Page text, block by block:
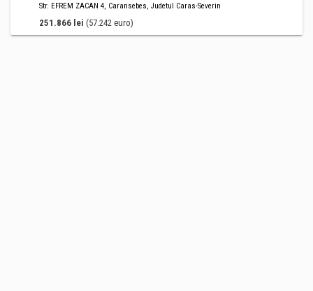
Str. EFREM ZACAN 4, Caransebes, Judetul Caras-Severin
251.866 lei (57.242 euro)